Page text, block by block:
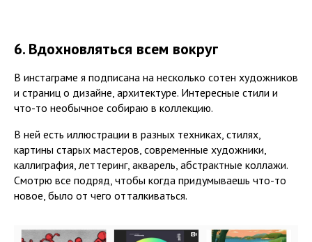
6. Вдохновляться всем вокруг
В инстаграме я подписана на несколько сотен художников
и страниц о дизайне, архитектуре. Интересные стили и
что-то необычное собираю в коллекцию.
В ней есть иллюстрации в разных техниках, стилях,
картины старых мастеров, современные художники,
каллиграфия, леттеринг, акварель, абстрактные коллажи.
Смотрю все подряд, чтобы когда придумываешь что-то
новое, было от чего отталкиваться.